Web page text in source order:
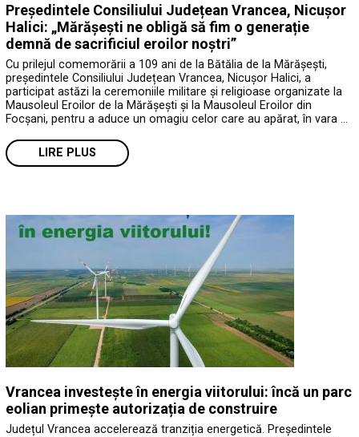
Președintele Consiliului Județean Vrancea, Nicușor
Halici: „Mărășești ne obligă să fim o generație
demnă de sacrificiul eroilor noștri”
Cu prilejul comemorării a 109 ani de la Bătălia de la Mărășești,
președintele Consiliului Județean Vrancea, Nicușor Halici, a
participat astăzi la ceremoniile militare și religioase organizate la
Mausoleul Eroilor de la Mărășești și la Mausoleul Eroilor din
Focșani, pentru a aduce un omagiu celor care au apărat, în vara …
LIRE PLUS
Vrancea investește în energia viitorului: încă un parc
eolian primește autorizația de construire
Județul Vrancea accelerează tranziția energetică. Președintele